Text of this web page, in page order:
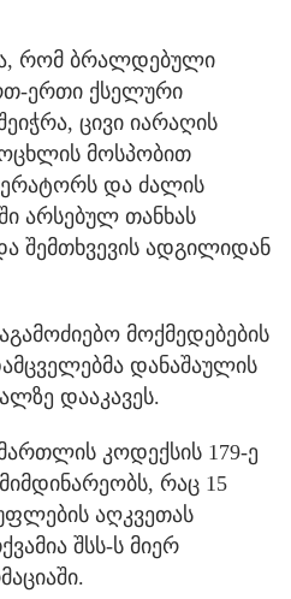
რომ ბრალდებული
ერთი ქსელური
ცივი იარაღის
მოსპობით
და ძალის
არსებულ თანხას
შემთხვევის ადგილიდან
მოქმედებების
დანაშაულის
დააკავეს.
კოდექსის 179-ე
რაც 15
აღკვეთას
შსს-ს მიერ